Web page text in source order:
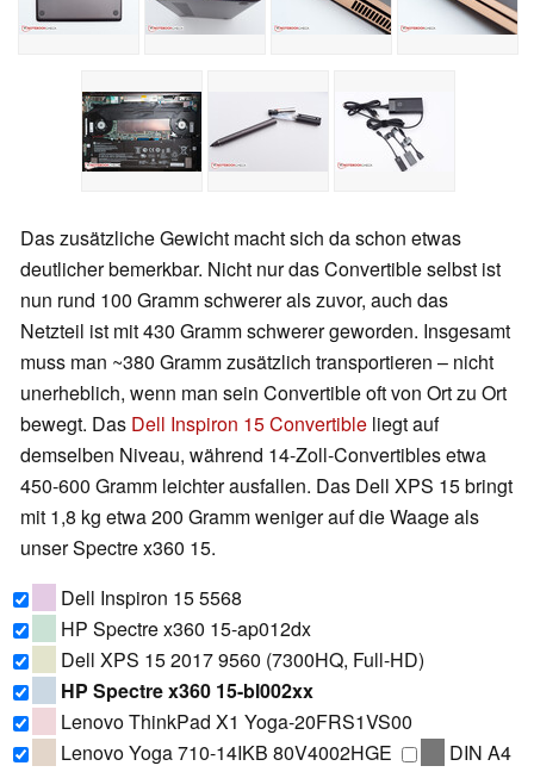
Das zusätzliche Gewicht macht sich da schon etwas
deutlicher bemerkbar. Nicht nur das Convertible selbst ist
nun rund 100 Gramm schwerer als zuvor, auch das
Netzteil ist mit 430 Gramm schwerer geworden. Insgesamt
muss man ~380 Gramm zusätzlich transportieren – nicht
unerheblich, wenn man sein Convertible oft von Ort zu Ort
bewegt. Das Dell Inspiron 15 Convertible liegt auf
demselben Niveau, während 14-Zoll-Convertibles etwa
450-600 Gramm leichter ausfallen. Das Dell XPS 15 bringt
mit 1,8 kg etwa 200 Gramm weniger auf die Waage als
unser Spectre x360 15.
Dell Inspiron 15 5568
HP Spectre x360 15-ap012dx
Dell XPS 15 2017 9560 (7300HQ, Full-HD)
HP Spectre x360 15-bl002xx
Lenovo ThinkPad X1 Yoga-20FRS1VS00
Lenovo Yoga 710-14IKB 80V4002HGE
DIN A4